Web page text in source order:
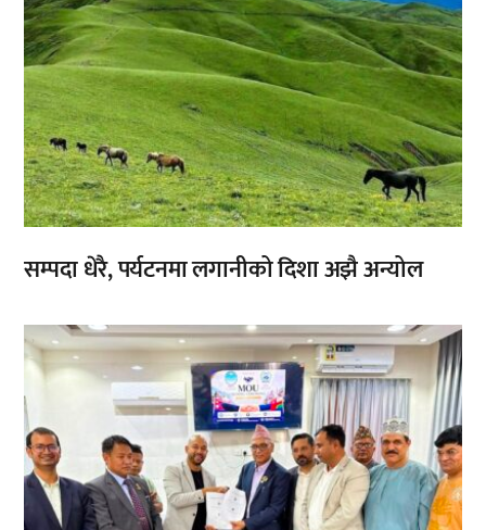
सम्पदा धेरै, पर्यटनमा लगानीको दिशा अझै अन्योल
,,